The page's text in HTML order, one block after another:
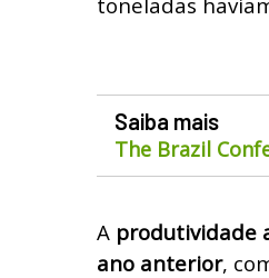
Saiba mais
The Brazil
A produtividade
ano anterior,